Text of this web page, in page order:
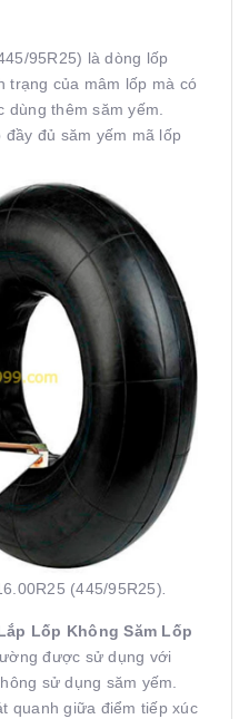
95R25) là dòng lốp
trạng của mâm lốp mà có
thêm săm yếm.
đủ săm yếm mã lốp
(445/95R25)
Lốp Không Săm Lốp
được sử dụng với
sử dụng săm yếm.
quanh giữa điểm tiếp xúc